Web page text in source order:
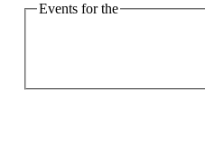
Events for the